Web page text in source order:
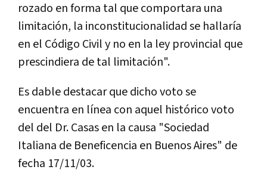
rozado en forma tal que comportara una
limitación, la inconstitucionalidad se hallaría
en el Código Civil y no en la ley provincial que
prescindiera de tal limitación".
Es dable destacar que dicho voto se
encuentra en línea con aquel histórico voto
del del Dr. Casas en la causa "Sociedad
Italiana de Beneficencia en Buenos Aires" de
fecha 17/11/03.